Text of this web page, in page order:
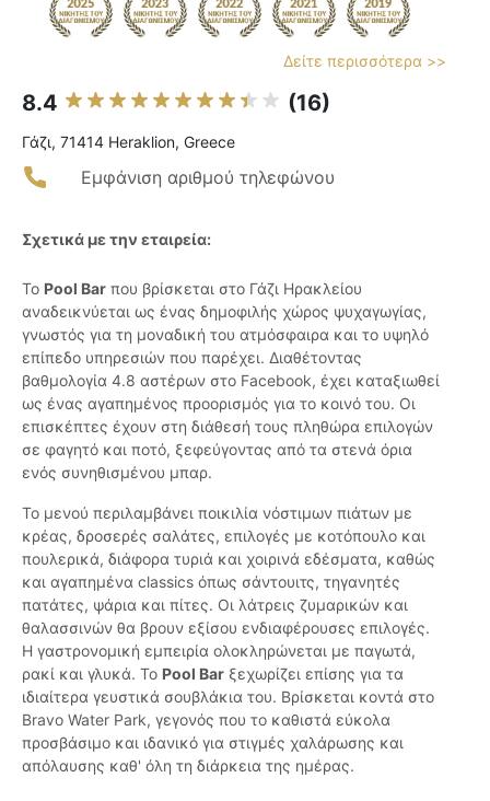
Δείτε περισσότερα >>
8.4 (16)
Γάζι, 71414 Heraklion, Greece
Εμφάνιση αριθμού τηλεφώνου
Σχετικά με την εταιρεία:
Το Pool Bar που βρίσκεται στο Γάζι Ηρακλείου
αναδεικνύεται ως ένας δημοφιλής χώρος ψυχαγωγίας,
γνωστός για τη μοναδική του ατμόσφαιρα και το υψηλό
επίπεδο υπηρεσιών που παρέχει. Διαθέτοντας
βαθμολογία 4.8 αστέρων στο Facebook, έχει καταξιωθεί
ως ένας αγαπημένος προορισμός για το κοινό του. Οι
επισκέπτες έχουν στη διάθεσή τους πληθώρα επιλογών
σε φαγητό και ποτό, ξεφεύγοντας από τα στενά όρια
ενός συνηθισμένου μπαρ.
Το μενού περιλαμβάνει ποικιλία νόστιμων πιάτων με
κρέας, δροσερές σαλάτες, επιλογές με κοτόπουλο και
πουλερικά, διάφορα τυριά και χοιρινά εδέσματα, καθώς
και αγαπημένα classics όπως σάντουιτς, τηγανητές
πατάτες, ψάρια και πίτες. Οι λάτρεις ζυμαρικών και
θαλασσινών θα βρουν εξίσου ενδιαφέρουσες επιλογές.
Η γαστρονομική εμπειρία ολοκληρώνεται με παγωτά,
ρακί και γλυκά. Το Pool Bar ξεχωρίζει επίσης για τα
ιδιαίτερα γευστικά σουβλάκια του. Βρίσκεται κοντά στο
Bravo Water Park, γεγονός που το καθιστά εύκολα
προσβάσιμο και ιδανικό για στιγμές χαλάρωσης και
απόλαυσης καθ' όλη τη διάρκεια της ημέρας.